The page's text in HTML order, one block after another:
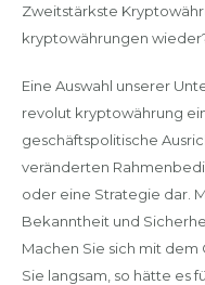
Zweitstärkste
kryptowährungen
Eine Auswahl unserer
revolut kryptowährung
geschäftspolitische
veränderten
oder eine Strategie dar.
Bekanntheit und
Machen Sie sich mit dem
Sie langsam, so hätte es